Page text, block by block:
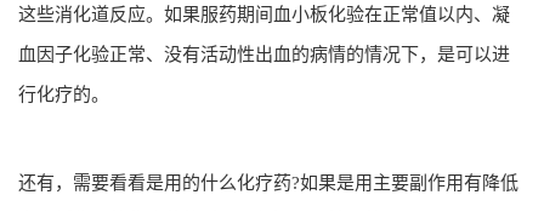
这些消化道反应。如果服药期间血小板化验在正常值以内、凝
血因子化验正常、没有活动性出血的病情的情况下，是可以进
行化疗的。
还有，需要看看是用的什么化疗药?如果是用主要副作用有降低